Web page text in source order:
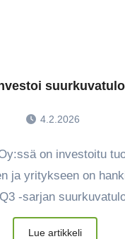
4.2.2026
ja yritykseen on
-sarjan
Lue artikkeli